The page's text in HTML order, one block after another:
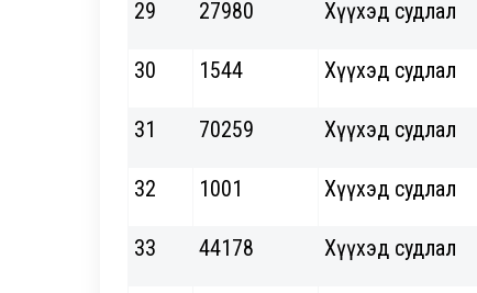
29 27980 Хүүхэд судлал
30 1544 Хүүхэд судлал
31 70259 Хүүхэд судлал
32 1001 Хүүхэд судлал
33 44178 Хүүхэд судлал